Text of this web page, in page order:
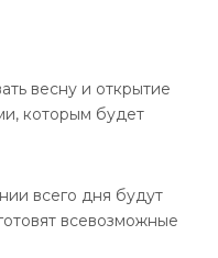
весну и открытие
которым будет
всего дня будут
всевозможные